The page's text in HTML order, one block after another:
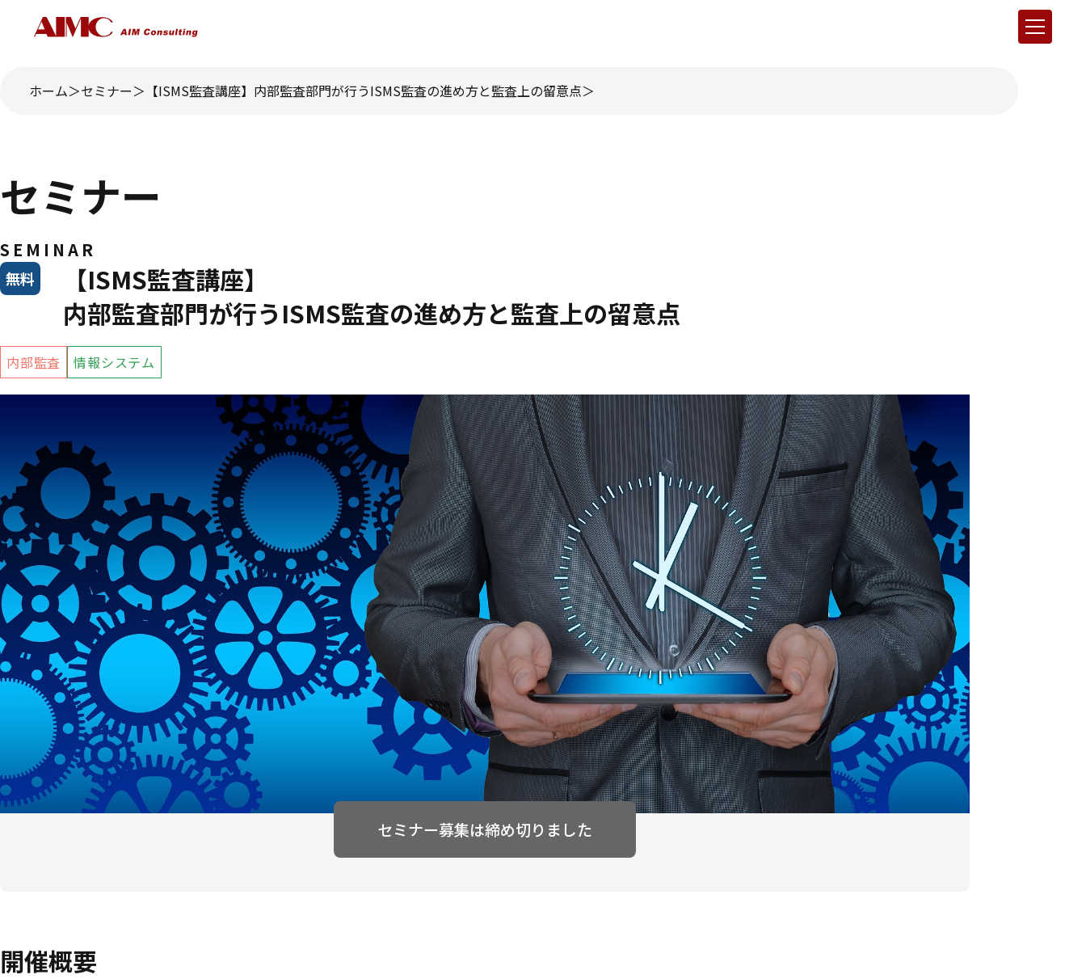
ホーム セミナー 【ISMS監査講座】内部監査部門が行うISMS監査の進め方と監査上の留意点
セミナー
SEMINAR
【ISMS監査講座】
内部監査部門が行うISMS監査の進め方と監査上の留意点
無料
内部監査 情報システム
セミナー募集は締め切りました
開催概要